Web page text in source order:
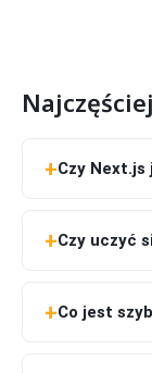
Czy
Czy uczyć
Co jest